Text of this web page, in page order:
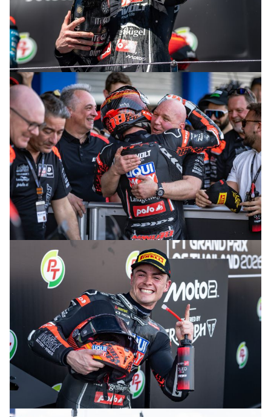
© R. Lekl & S. Wobser
© R. Lekl & S. Wobser